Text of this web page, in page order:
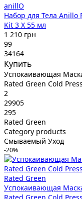
anillO
Набор для Тела Anillo
Kit 3 X 55 мл
1 210 грн
99
34164
Купить
Успокаивающая
Rated Green Cold
2
29905
295
Rated Green
Category products
Смываемый Уход
-20%
Rated Green
Успокаивающая